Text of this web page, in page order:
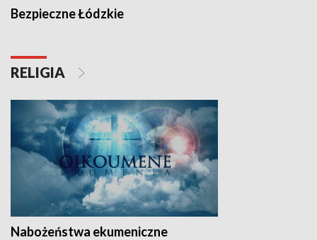
Bezpieczne Łódzkie
RELIGIA
Nabożeństwa ekumeniczne